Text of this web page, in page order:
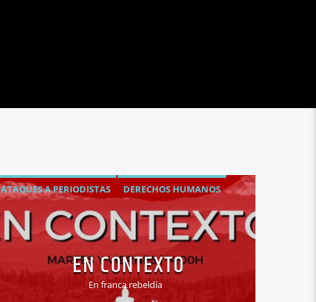
ATAQUES A PERIODISTAS
DERECHOS HUMANOS
INFORMATIVO
LIBERTAD DE EXPRESIÓN
EN CONTEXTO
En franca rebeldía